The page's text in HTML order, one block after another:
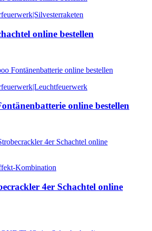
online bestellen
online bestellen
Kombination
4er Schachtel online